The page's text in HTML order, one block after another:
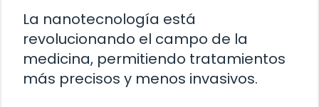
La nanotecnología está
revolucionando el campo de la
medicina, permitiendo tratamientos
más precisos y menos invasivos.